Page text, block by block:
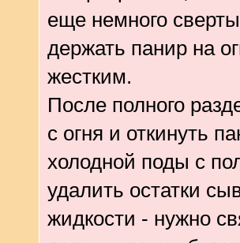
еще немного
держать панир на
жестким.
После полного
с огня и откинуть
холодной поды с
удалить остатки
жидкости - нужно